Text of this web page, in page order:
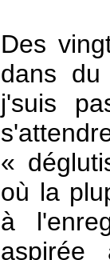
Des
dans
j'suis
«
où la
à